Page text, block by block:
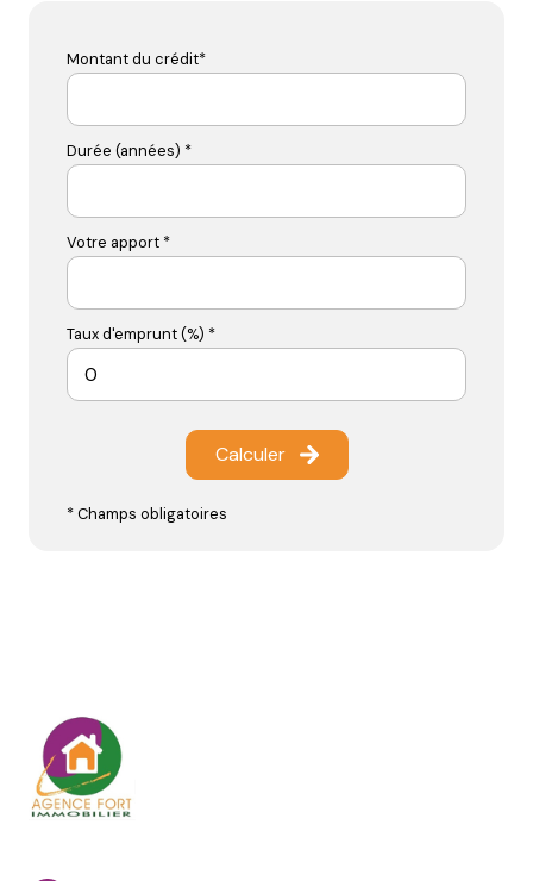
Montant du crédit*
Durée (années) *
Votre apport *
Taux d'emprunt (%) *
Calculer
* Champs obligatoires